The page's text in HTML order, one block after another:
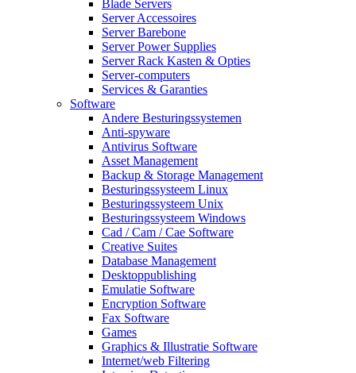
Blade Servers
Server Accessoires
Server Barebone
Server Power Supplies
Server Rack Kasten & Opties
Server-computers
Services & Garanties
Software
Andere Besturingssystemen
Anti-spyware
Antivirus Software
Asset Management
Backup & Storage Management
Besturingssysteem Linux
Besturingssysteem Unix
Besturingssysteem Windows
Cad / Cam / Cae Software
Creative Suites
Database Management
Desktoppublishing
Emulatie Software
Encryption Software
Fax Software
Games
Graphics & Illustratie Software
Internet/web Filtering